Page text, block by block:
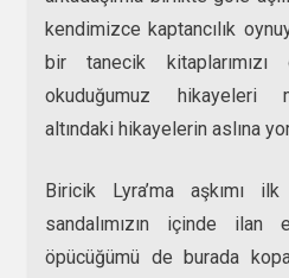
kendimizce kaptancılık
bir tanecik
okuduğumuz hikayeleri
altındaki hikayelerin aslına
Biricik Lyra’ma aşkımı
sandalımızın içinde
öpücüğümü de burada